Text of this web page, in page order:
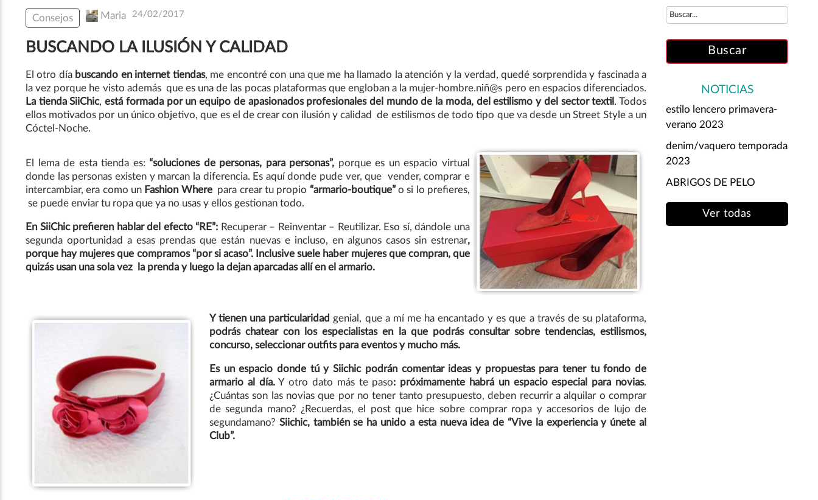
Consejos Maria 24/02/2017
BUSCANDO LA ILUSIÓN Y CALIDAD
El otro día buscando en internet tiendas, me encontré con una que me ha llamado la atención y la verdad, quedé sorprendida y fascinada a
la vez porque he visto además que es una de las pocas plataformas que engloban a la mujer-hombre.niñ@s pero en espacios diferenciados.
La tienda SiiChic,está formada por un equipo de apasionados profesionales del mundo de la moda, del estilismo y del sector textil . Todos
ellos motivados por un único objetivo, que es el de crear con ilusión y calidad de estilismos de todo tipo que va desde un Street Style a un
Cóctel-Noche.
El lema de esta tienda es: “soluciones de personas, para personas”, porque es un espacio virtual
donde las personas existen y marcan la diferencia. Es aquí donde pude ver, que vender, comprar e
intercambiar, era como un Fashion Wherepara crear tu propio “armario-boutique”o si lo prefieres,
se puede enviar tu ropa que ya no usas y ellos gestionan todo.
En SiiChic prefieren hablar del efecto “RE”: Recuperar – Reinventar – Reutilizar. Eso sí, dándole una
segunda oportunidad a esas prendas que están nuevas e incluso, en algunos casos sin estrenar,
porque hay mujeres que compramos “por si acaso”. Inclusive suele haber mujeres que compran, que
quizás usan una sola vez la prenda y luego la dejan aparcadas allí en el armario.
Y tienen una particularidad genial, que a mí me ha encantado y es que a través de su plataforma,
podrás chatear con los especialistas en la que podrás consultar sobre tendencias, estilismos,
concurso, seleccionar outfits para eventos y mucho más.
Es un espacio donde tú y Siichic podrán comentar ideas y propuestas para tener tu fondo de
armario al día.Y otro dato más te paso: próximamente habrá un espacio especial para novias.
¿Cuántas son las novias que por no tener tanto presupuesto, deben recurrir a alquilar o comprar
de segunda mano? ¿Recuerdas, el post que hice sobre comprar ropa y accesorios de lujo de
segundamano? Siichic, también se ha unido a esta nueva idea de “Vive la experiencia y únete al
Club”.
NOTICIAS
estilo lencero primavera-
verano 2023
denim/vaquero temporada
2023
ABRIGOS DE PELO
Ver todas